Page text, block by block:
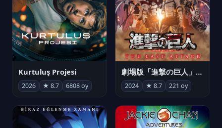
Kurtuluş Projesi
2026 ★ 8.7 6808 oy
劇場版「進撃の巨人」完結編 THE LAST ATTACK
2024 ★ 8.7 221 oy